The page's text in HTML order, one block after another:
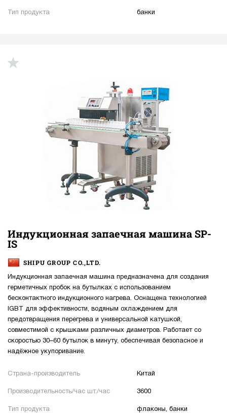
Тип продукта банки
Индукционная запаечная машина SP-
IS
SHIPU GROUP CO.,LTD.
Индукционная запаечная машина предназначена для создания
герметичных пробок на бутылках с использованием
бесконтактного индукционного нагрева. Оснащена технологией
IGBT для эффективности, водяным охлаждением для
предотвращения перегрева и универсальной катушкой,
совместимой с крышками различных диаметров. Работает со
скоростью 30–60 бутылок в минуту, обеспечивая безопасное и
надёжное укупоривание.
Страна-производитель Китай
Производительность/час шт./час 3600
Тип продукта флаконы, банки